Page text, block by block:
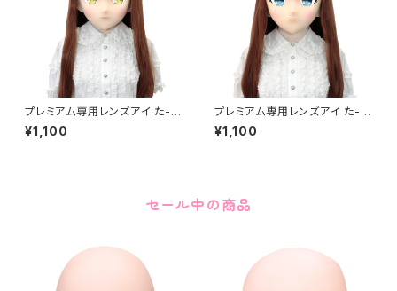
プレミアム専用レンズアイ た-イ
エロー Premium Lens Eye T
A-Yellow
¥1,100
プレミアム専用レンズアイ た-ブ
ルー Premium Lens Eye TA
-Blue
¥1,100
セール中の商品